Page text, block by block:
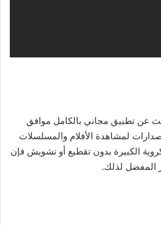
عن تطبيق مجاني بالكامل موافق
لمشاهدة الأفلام والمسلسلات
الكبيرة بدون تقطيع أو تشويش فإن
المفضل لذلك.